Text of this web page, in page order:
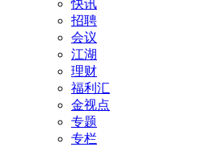
快讯
招聘
会议
江湖
理财
福利汇
金视点
专题
专栏